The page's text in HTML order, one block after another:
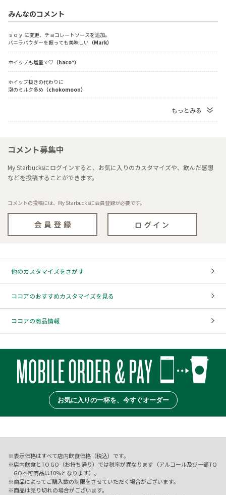
みんなのコメント
ｓｏｙ に変更、チョコレートソースを追加。
バニラパウダーを振っても美味しい （Mark）
ホイップも増量で♡ （haco*）
ホイップ抜きの代わりに
泡のミルク多め （chokomoon）
もっとみる
コメント募集中
My Starbucksにログインすると、お気に入りのカスタマイズや、飲んだ感想
などを投稿することができます。
コメントの投稿には、My Starbucksに会員登録が必要です。
他のカスタマイズをさがす
ココアのおすすめカスタマイズを見る
ココアの商品情報
お気に入りの一杯を、今すぐオーダー
表示価格はすべて店内飲食価格（税込）です。
店内飲食とTO GO（お持ち帰り）では税率が異なります（アルコール及び一部TO
GO不可商品は10%となります）。
商品によってご購入数の制限をさせていただく場合がございます。
商品は売り切れの場合がございます。